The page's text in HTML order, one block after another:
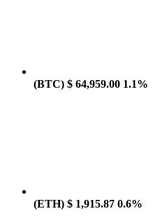
(BTC) $ 64,959.00 1.1%
(ETH) $ 1,915.87 0.6%